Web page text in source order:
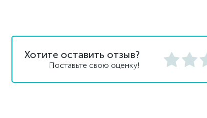
Хотите оставить отзыв?
Поставьте свою оценку!